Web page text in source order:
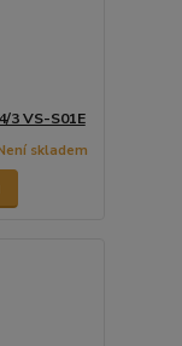
3 VS-S01E
skladem